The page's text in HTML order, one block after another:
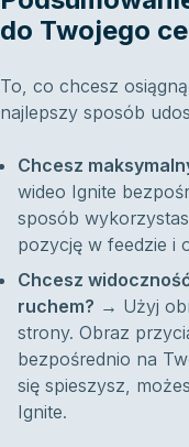
do Twojego
To, co chcesz
najlepszy sposób
Chcesz
wideo Ignite
sposób
pozycję w feedzie i
Chcesz
ruchem? → Użyj
strony. Obraz
bezpośrednio na
się spieszysz,
Ignite.